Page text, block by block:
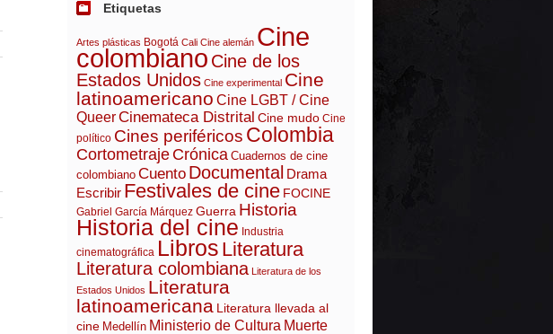
Etiquetas
Artes plásticas Bogotá Cali Cine alemán Cine
colombiano Cine de los
Estados Unidos Cine experimental Cine
latinoamericano Cine LGBT / Cine
QueerCinemateca Distrital Cine mudo Cine
político Cines periféricos Colombia
Cortometraje Crónica Cuadernos de cine
colombiano Cuento Documental Drama
Escribir Festivales de cine FOCINE
Gabriel García Márquez Guerra Historia
Historia del cine Industria
cinematográfica Libros Literatura
Literatura colombiana Literatura de los
Estados Unidos Literatura
latinoamericana Literatura llevada al
cine Medellín Ministerio de Cultura Muerte